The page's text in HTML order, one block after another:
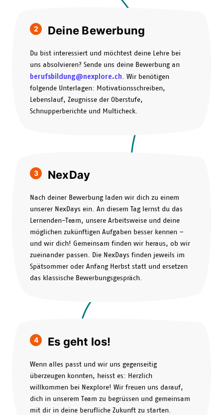
2 Deine Bewerbung
Du bist interessiert und möchtest deine Lehre bei
uns absolvieren? Sende uns deine Bewerbung an
berufsbildung@nexplore.ch. Wir benötigen
folgende Unterlagen: Motivationsschreiben,
Lebenslauf, Zeugnisse der Oberstufe,
Schnupperberichte und Multicheck.
3 NexDay
Nach deiner Bewerbung laden wir dich zu einem
unserer NexDays ein. An diesem Tag lernst du das
Lernenden-Team, unsere Arbeitsweise und deine
möglichen zukünftigen Aufgaben besser kennen –
und wir dich! Gemeinsam finden wir heraus, ob wir
zueinander passen. Die NexDays finden jeweils im
Spätsommer oder Anfang Herbst statt und ersetzen
das klassische Bewerbungsgespräch.
4 Es geht los!
Wenn alles passt und wir uns gegenseitig
überzeugen konnten, heisst es: Herzlich
willkommen bei Nexplore! Wir freuen uns darauf,
dich in unserem Team zu begrüssen und gemeinsam
mit dir in deine berufliche Zukunft zu starten.